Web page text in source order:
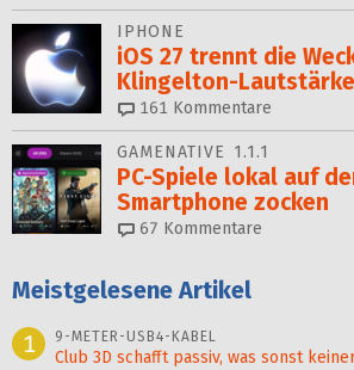
IPHONE
iOS 27 trennt die
Klingelton-Lautstärke
161 Kommentare
GAMENATIVE 1.1.1
PC-Spiele lokal auf
Smartphone zocken
67 Kommentare
Meistgelesene Artikel
1
9-METER-USB4-KABEL
Club 3D schafft passiv, was sonst